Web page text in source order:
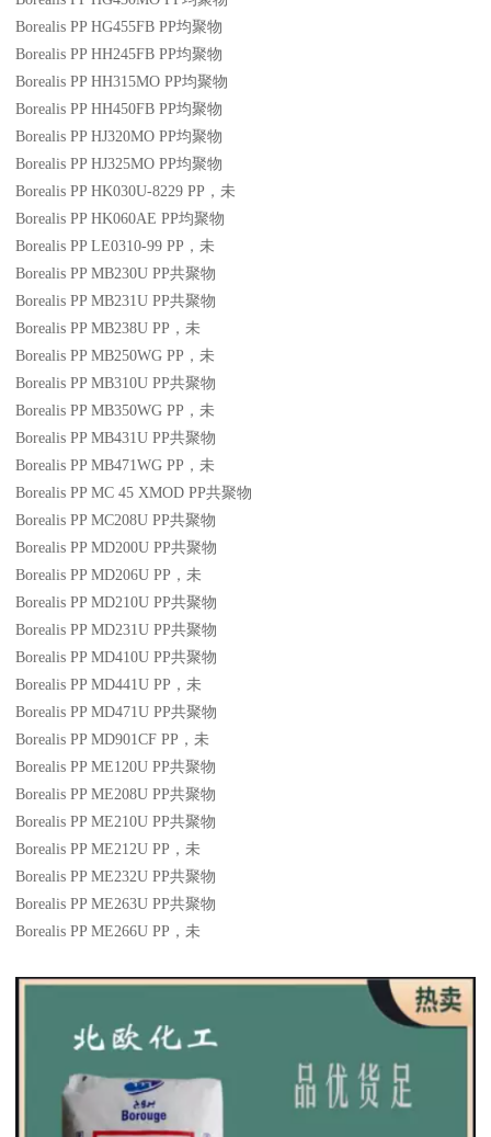
Borealis PP HG455FB PP均聚物
Borealis PP HH245FB PP均聚物
Borealis PP HH315MO PP均聚物
Borealis PP HH450FB PP均聚物
Borealis PP HJ320MO PP均聚物
Borealis PP HJ325MO PP均聚物
Borealis PP HK030U-8229 PP ，未
Borealis PP HK060AE PP均聚物
Borealis PP LE0310-99 PP ，未
Borealis PP MB230U PP共聚物
Borealis PP MB231U PP共聚物
Borealis PP MB238U PP ，未
Borealis PP MB250WG PP ，未
Borealis PP MB310U PP共聚物
Borealis PP MB350WG PP ，未
Borealis PP MB431U PP共聚物
Borealis PP MB471WG PP ，未
Borealis PP MC 45 XMOD PP共聚物
Borealis PP MC208U PP共聚物
Borealis PP MD200U PP共聚物
Borealis PP MD206U PP ，未
Borealis PP MD210U PP共聚物
Borealis PP MD231U PP共聚物
Borealis PP MD410U PP共聚物
Borealis PP MD441U PP ，未
Borealis PP MD471U PP共聚物
Borealis PP MD901CF PP ，未
Borealis PP ME120U PP共聚物
Borealis PP ME208U PP共聚物
Borealis PP ME210U PP共聚物
Borealis PP ME212U PP ，未
Borealis PP ME232U PP共聚物
Borealis PP ME263U PP共聚物
Borealis PP ME266U PP ，未